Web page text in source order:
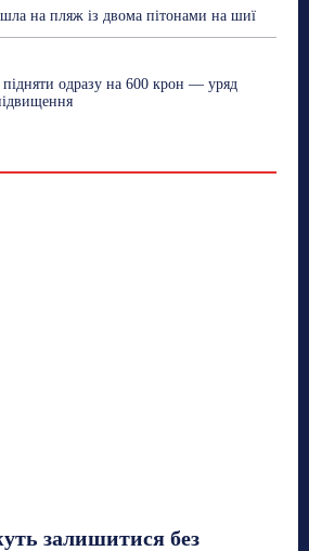
на пляж із двома пітонами на шиї
підняти одразу на 600 крон — уряд
залишитися без